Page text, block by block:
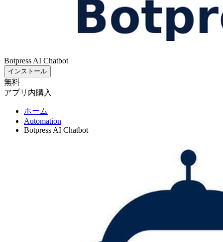
Botpress AI Chatbot
インストール
無料
アプリ内購入
ホーム
Automation
Botpress AI Chatbot